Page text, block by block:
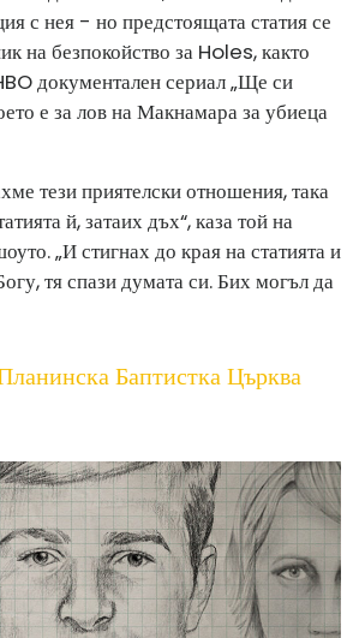
с нея - но предстоящата статия се
на безпокойство за Holes, както
документален сериал „Ще си
е за лов на Макнамара за убиеца
тези приятелски отношения, така
й, затаих дъх“, каза той на
„И стигнах до края на статията и
тя спази думата си. Бих могъл да
Баптистка Църква